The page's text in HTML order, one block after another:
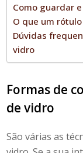
Como guardar
O que um
Dúvidas
vidro
Formas de
de vidro
São várias as